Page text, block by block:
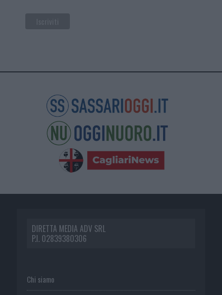
DIRETTA MEDIA ADV SRL
P.I. 02839380306
Chi siamo